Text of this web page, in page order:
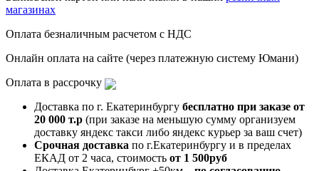
магазинах
Оплата безналичным расчетом с НДС
Онлайн оплата на сайте (через платежную систему Юмани)
Оплата в рассрочку
Доставка по г. Екатеринбургу бесплатно при заказе от
20 000 т.р (при заказе на меньшую сумму организуем
доставку яндекс такси либо яндекс курьер за ваш счет)
Срочная доставка по г.Екатеринбургу и в пределах
ЕКАД от 2 часа, стоимость от 1 500руб